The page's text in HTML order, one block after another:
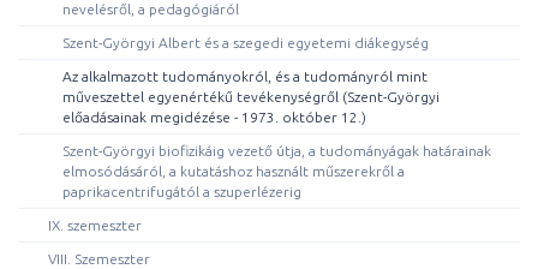
nevelésről, a pedagógiáról
Szent-Györgyi Albert és a szegedi egyetemi diákegység
Az alkalmazott tudományokról, és a tudományról mint
műveszettel egyenértékű tevékenységről (Szent-Györgyi
előadásainak megidézése - 1973. október 12.)
Szent-Györgyi biofizikáig vezető útja, a tudományágak határainak
elmosódásáról, a kutatáshoz használt műszerekről a
paprikacentrifugától a szuperlézerig
IX. szemeszter
VIII. Szemeszter